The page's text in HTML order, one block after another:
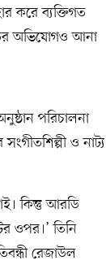
করে ব্যক্তিগত
অভিযোগও আনা
পরিচালনা
ও নাট্য
কিন্তু আরডি
ওপর।’ তিনি
রেজাউল